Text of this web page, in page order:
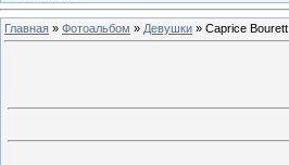
Главная » Фотоальбом » Девушки » Caprice Bourett